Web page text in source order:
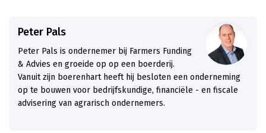
Peter Pals
Peter Pals is ondernemer bij Farmers Funding
& Advies en groeide op op een boerderij.
Vanuit zijn boerenhart heeft hij besloten een onderneming
op te bouwen voor bedrijfskundige, financiële - en fiscale
advisering van agrarisch ondernemers.